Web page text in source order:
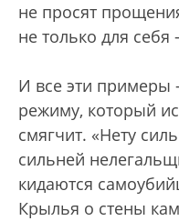
не просят
не только для
И все эти примеры
режиму, который
смягчит. «Нету
сильней
кидаются
Крылья о стены